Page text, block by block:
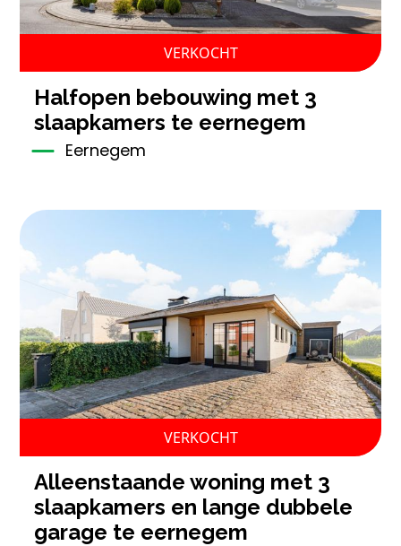
VERKOCHT
halfopen bebouwing met 3
slaapkamers te eernegem
Eernegem
VERKOCHT
alleenstaande woning met 3
slaapkamers en lange dubbele
garage te eernegem